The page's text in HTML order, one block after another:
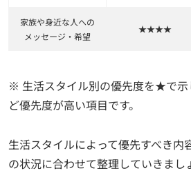
家族や身近な人への
メッセージ・希望
★★★★
※ 生活スタイル別の優先度を★で
ど優先度が高い項目です。
生活スタイルによって優先すべき内
の状況に合わせて整理していきまし